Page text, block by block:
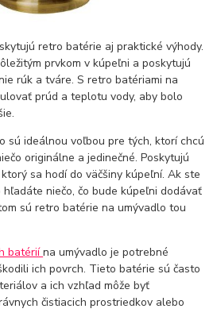
retro batérie aj praktické výhody.
prvkom v kúpeľni a poskytujú
rúk a tváre. S retro batériami na
prúd a teplotu vody, aby bolo
sú ideálnou voľbou pre tých, ktorí chcú
originálne a jedinečné. Poskytujú
sa hodí do väčšiny kúpeľní. Ak ste
niečo, čo bude kúpeľni dodávať
sú retro batérie na umývadlo tou
batériína umývadlo je potrebné
ich povrch. Tieto batérie sú často
a ich vzhľad môže byť
čistiacich prostriedkov alebo